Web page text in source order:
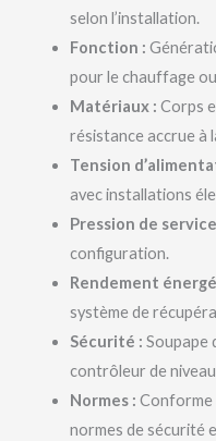
selon l’installation.
Fonction :
pour le chauffage
Matériaux : Corps
résistance accrue à
Tension
avec installations
Pression de
configuration.
Rendement
système de
Sécurité : Soupape
contrôleur de
Normes : Conforme
normes de sécurité